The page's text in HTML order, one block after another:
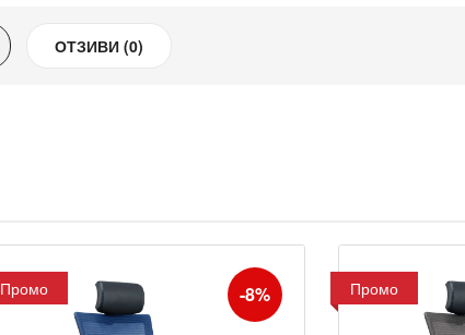
ОТЗИВИ (0)
Промо -8% Промо